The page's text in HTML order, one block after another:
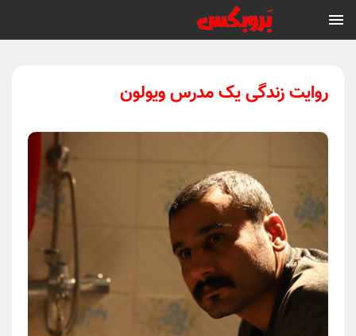
روایت زندگی یک مدرس ویولون